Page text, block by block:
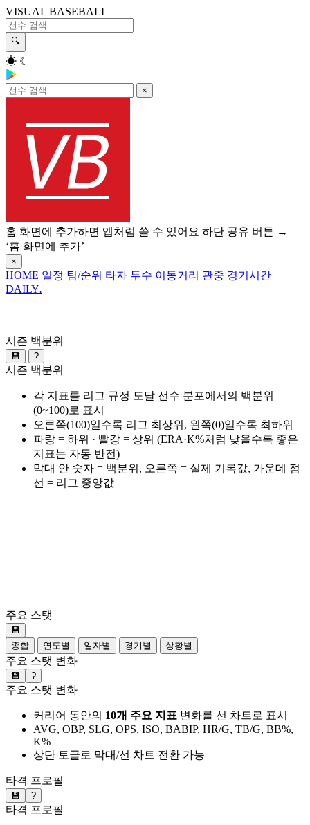
VISUAL BASEBALL
🔍
☀ ☾
×
홈 화면에 추가하면 앱처럼 쓸 수 있어요 하단 공유 버튼 →
‘홈 화면에 추가’
×
HOME 일정 팀/순위 타자 투수 이동거리 관중 경기시간
DAILY.
시즌 백분위
💾 ?
시즌 백분위
각 지표를 리그 규정 도달 선수 분포에서의 백분위
(0~100)로 표시
오른쪽(100)일수록 리그 최상위, 왼쪽(0)일수록 최하위
파랑 = 하위 · 빨강 = 상위 (ERA·K%처럼 낮을수록 좋은
지표는 자동 반전)
막대 안 숫자 = 백분위, 오른쪽 = 실제 기록값, 가운데 점
선 = 리그 중앙값
주요 스탯
💾
종합
연도별 일자별 경기별 상황별
주요 스탯 변화
💾 ?
주요 스탯 변화
커리어 동안의 10개 주요 지표 변화를 선 차트로 표시
AVG, OBP, SLG, OPS, ISO, BABIP, HR/G, TB/G, BB%,
K%
상단 토글로 막대/선 차트 전환 가능
타격 프로필
💾 ?
타격 프로필